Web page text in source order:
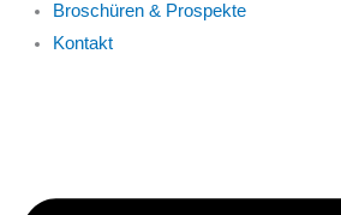
Broschüren & Prospekte
Kontakt